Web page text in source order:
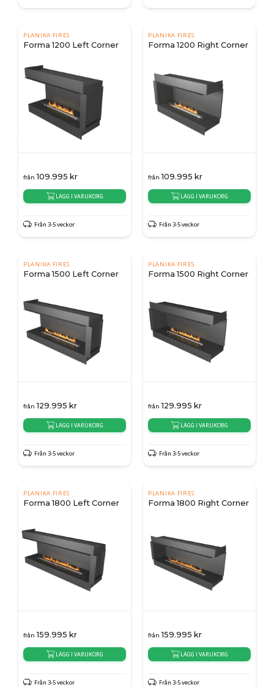
PLANIKA FIRES
Forma 1200 Left Corner
från 109.995 kr
LÄGG I VARUKORG
Från 3-5 veckor
PLANIKA FIRES
Forma 1200 Right Corner
från 109.995 kr
LÄGG I VARUKORG
Från 3-5 veckor
PLANIKA FIRES
Forma 1500 Left Corner
från 129.995 kr
LÄGG I VARUKORG
Från 3-5 veckor
PLANIKA FIRES
Forma 1500 Right Corner
från 129.995 kr
LÄGG I VARUKORG
Från 3-5 veckor
PLANIKA FIRES
Forma 1800 Left Corner
från 159.995 kr
LÄGG I VARUKORG
Från 3-5 veckor
PLANIKA FIRES
Forma 1800 Right Corner
från 159.995 kr
LÄGG I VARUKORG
Från 3-5 veckor